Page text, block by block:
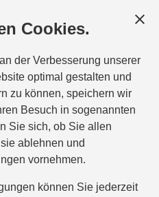
Cookies.
der Verbesserung unserer
optimal gestalten und
zu können, speichern wir
Besuch in sogenannten
Sie sich, ob Sie allen
ablehnen und
vornehmen.
können Sie jederzeit